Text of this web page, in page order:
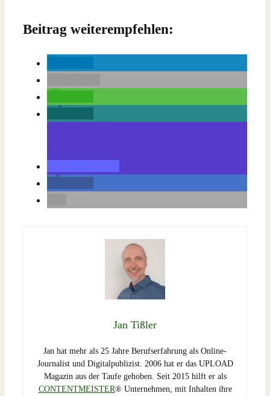
Beitrag weiterempfehlen:
Jan Tißler
Jan hat mehr als 25 Jahre Berufserfahrung als Online-
Journalist und Digitalpublizist. 2006 hat er das UPLOAD
Magazin aus der Taufe gehoben. Seit 2015 hilft er als
CONTENTMEISTER® Unternehmen, mit Inhalten ihre